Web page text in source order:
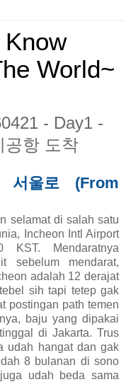
World~
- Day1 -
공항 도착
울로 (From
selamat di salah satu
Incheon Intl Airport
KST. Mendaratnya
sebelum mendarat,
adalah 12 derajat
sih tapi tetep gak
postingan path temen
baju yang dipakai
di Jakarta. Trus
udah hangat dan gak
8 bulanan di sono
udah beda sama